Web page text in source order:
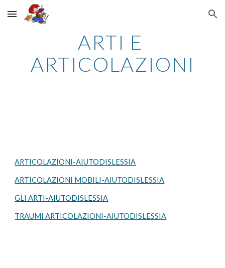
Skip to main content Skip to navigation
ARTI E
ARTICOLAZIONI
ARTICOLAZIONI-AIUTODISLESSIA
ARTICOLAZIONI MOBILI-AIUTODISLESSIA
GLI ARTI-AIUTODISLESSIA
TRAUMI ARTICOLAZIONI-AIUTODISLESSIA